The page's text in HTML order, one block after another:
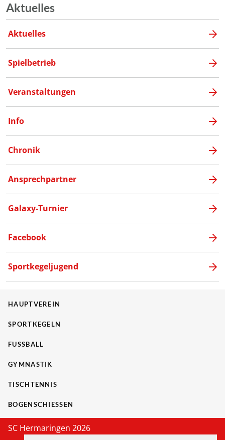
Aktuelles
Aktuelles
Spielbetrieb
Veranstaltungen
Info
Chronik
Ansprechpartner
Galaxy-Turnier
Facebook
Sportkegeljugend
HAUPTVEREIN
SPORTKEGELN
FUSSBALL
GYMNASTIK
TISCHTENNIS
BOGENSCHIESSEN
SC Hermaringen 2026